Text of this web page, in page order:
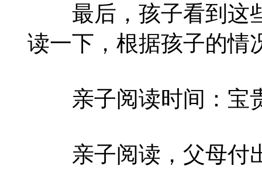
最后，孩子看到这
读一下，根据孩子的情
亲子阅读时间：宝
亲子阅读，父母付